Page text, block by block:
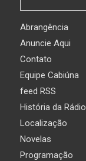
Abrangência
Anuncie Aqui
Contato
Equipe Cabiúna
feed RSS
História da Rádio
Localização
Novelas
Programação